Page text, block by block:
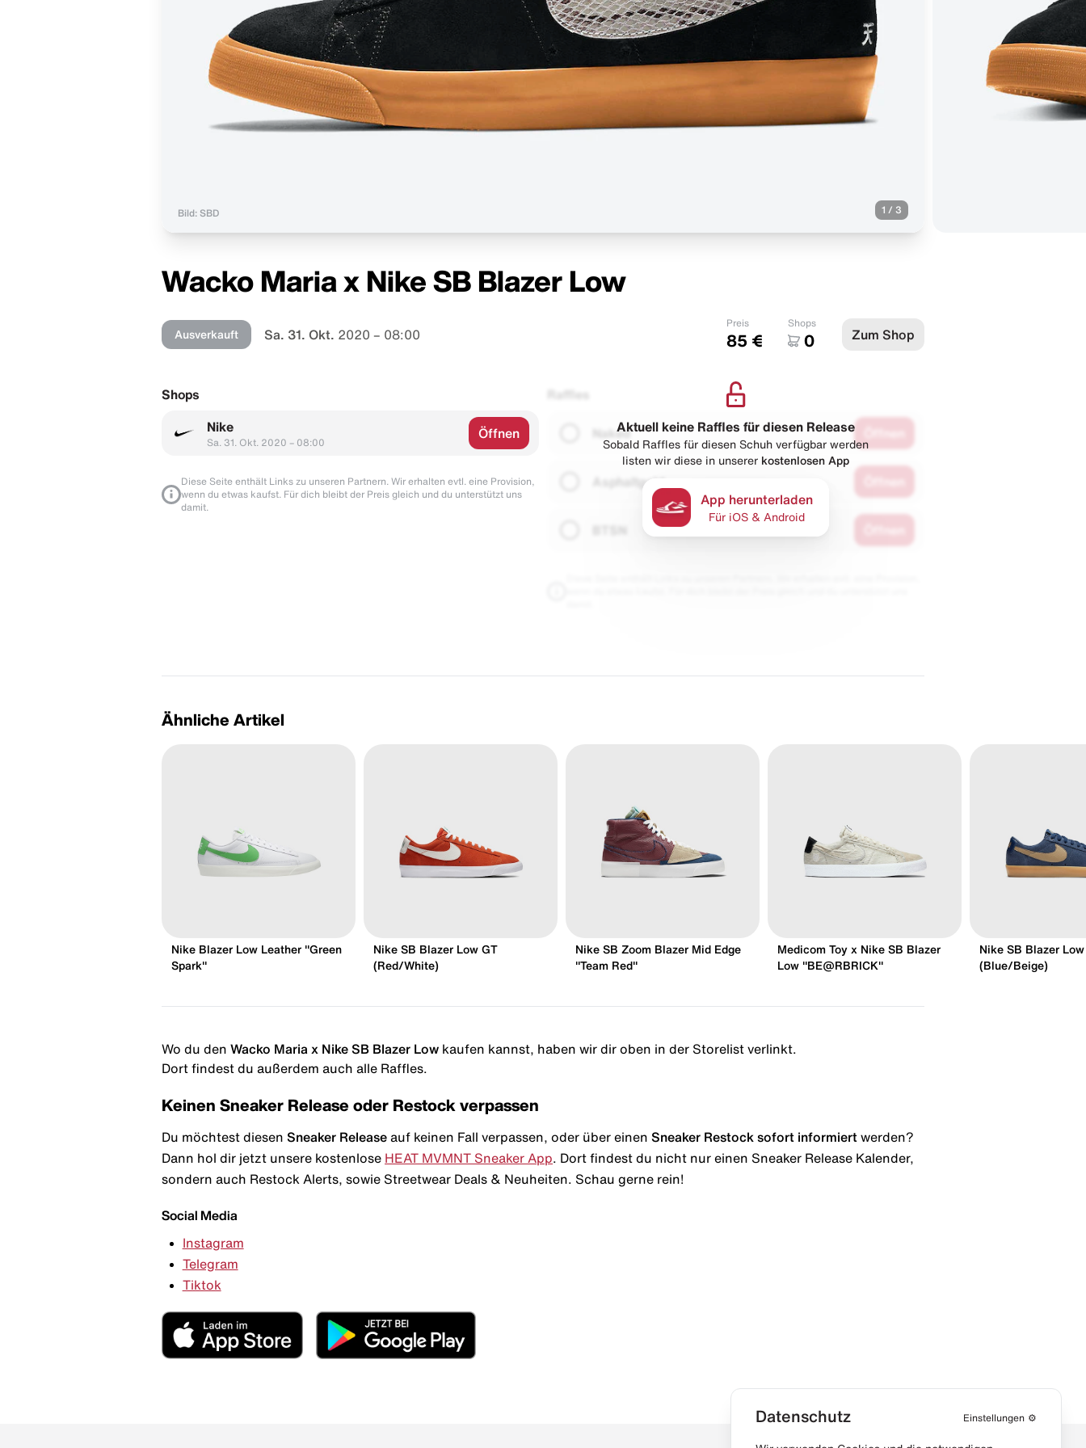
Bild: SBD 1 / 3
Wacko Maria x Nike SB Blazer Low
Ausverkauft Sa. 31. Okt. 2020 – 08:00
Preis
85 €
Shops
0 Zum Shop
Shops
Nike
Sa. 31. Okt. 2020 – 08:00
Öffnen
Diese Seite enthält Links zu unseren Partnern. Wir erhalten evtl. eine Provision,
wenn du etwas kaufst. Für dich bleibt der Preis gleich und du unterstützt uns
damit.
Raffles
Naked
Asphaltgold
Aktuell keine Raffles für diesen Release
Sobald Raffles für diesen Schuh verfügbar werden
listen wir diese in unserer kostenlosen App
App herunterladen
Für iOS & Android
Ähnliche Artikel
Nike Blazer Low Leather "Green
Spark"
Nike SB Blazer Low GT
(Red/White)
Nike SB Zoom Blazer Mid Edge
"Team Red"
Medicom Toy x Nike SB Blazer
Low "BE@RBRICK"
Nike SB Blazer
(Blue/Beige)
Wo du den Wacko Maria x Nike SB Blazer Low kaufen kannst, haben wir dir oben in der Storelist verlinkt.
Dort findest du außerdem auch alle Raffles.
Keinen Sneaker Release oder Restock verpassen
Du möchtest diesen Sneaker Release auf keinen Fall verpassen, oder über einen Sneaker Restock sofort informiert werden?
Dann hol dir jetzt unsere kostenlose HEAT MVMNT Sneaker App . Dort findest du nicht nur einen Sneaker Release Kalender,
sondern auch Restock Alerts, sowie Streetwear Deals & Neuheiten. Schau gerne rein!
Social Media
Instagram
Telegram
Tiktok
Datenschutz Einstellungen ⚙️